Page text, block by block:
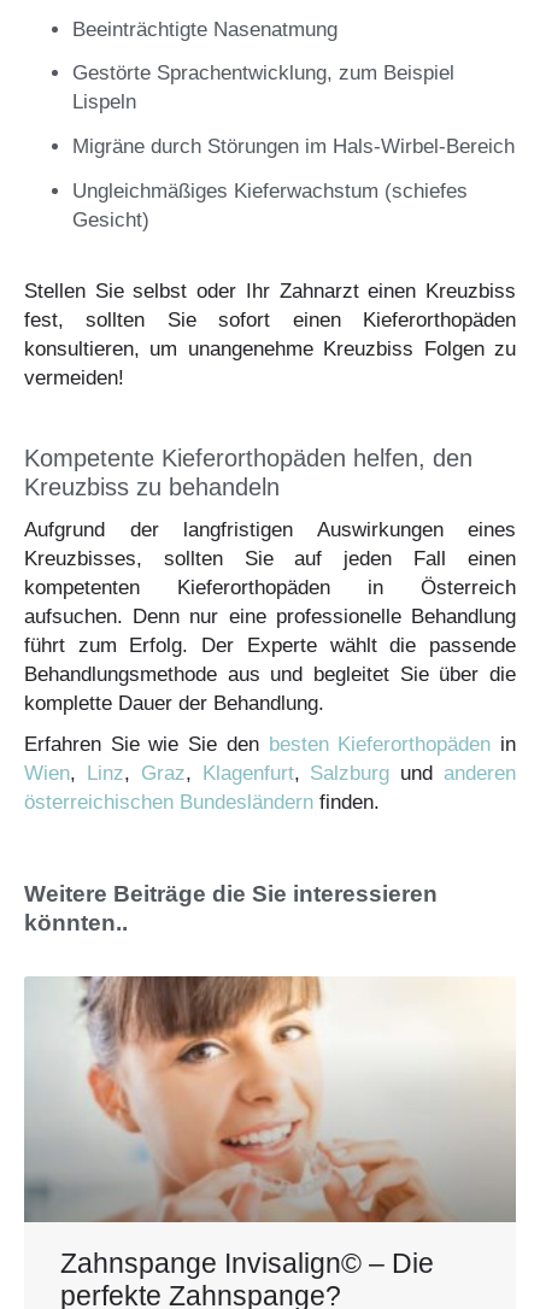
Beeinträchtigte Nasenatmung
Gestörte Sprachentwicklung, zum Beispiel
Lispeln
Migräne durch Störungen im Hals-Wirbel-Bereich
Ungleichmäßiges Kieferwachstum (schiefes
Gesicht)
Stellen Sie selbst oder Ihr Zahnarzt einen Kreuzbiss
fest, sollten Sie sofort einen Kieferorthopäden
konsultieren, um unangenehme Kreuzbiss Folgen zu
vermeiden!
Kompetente Kieferorthopäden helfen, den
Kreuzbiss zu behandeln
Aufgrund der langfristigen Auswirkungen eines
Kreuzbisses, sollten Sie auf jeden Fall einen
kompetenten Kieferorthopäden in Österreich
aufsuchen. Denn nur eine professionelle Behandlung
führt zum Erfolg. Der Experte wählt die passende
Behandlungsmethode aus und begleitet Sie über die
komplette Dauer der Behandlung.
Erfahren Sie wie Sie den besten Kieferorthopäden in
Wien, Linz, Graz, Klagenfurt, Salzburg undanderen
österreichischen Bundesländern finden.
Weitere Beiträge die Sie interessieren
könnten..
Zahnspange Invisalign© – Die
perfekte Zahnspange?